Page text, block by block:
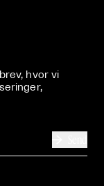
hvor vi